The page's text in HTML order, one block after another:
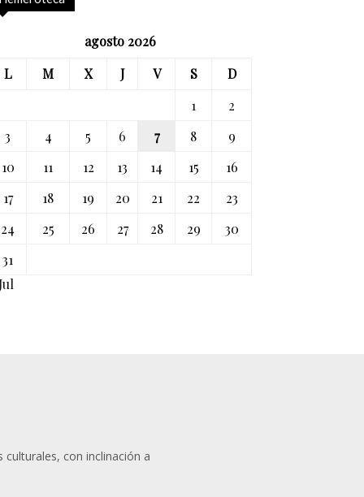
agosto 2026
L
M X J V S
D
1
2
3
4 5 6 7 8
9
10
11 12 13 14 15
16
17
18 19 20 21 22
23
24
25 26 27 28 29
30
31
con inclinación a